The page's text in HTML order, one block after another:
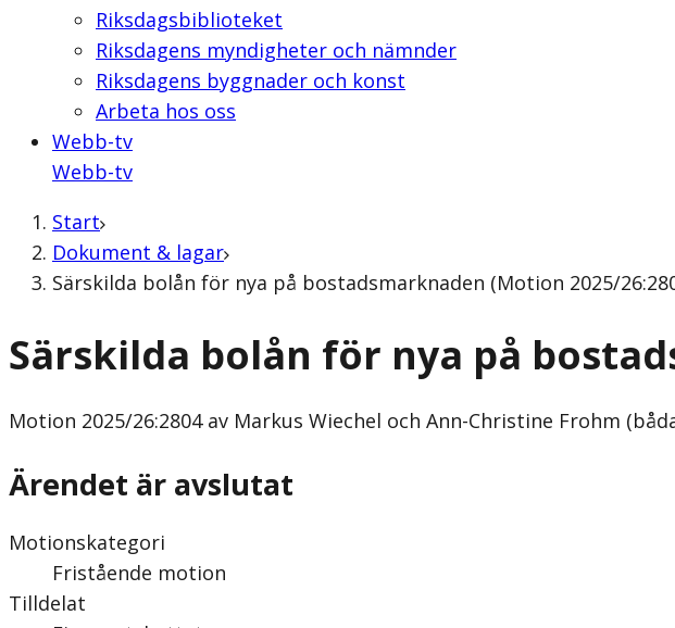
Riksdagsbiblioteket
Riksdagens myndigheter och nämnder
Riksdagens byggnader och konst
Arbeta hos oss
Webb-tv
Webb-tv
Start
Dokument & lagar
Särskilda bolån för nya på bostadsmarknaden (Motion 2025/
Särskilda bolån för nya på
Motion 2025/26:2804 av Markus Wiechel och Ann-Christine Frohm
Ärendet är avslutat
Motionskategori
Fristående motion
Tilldelat